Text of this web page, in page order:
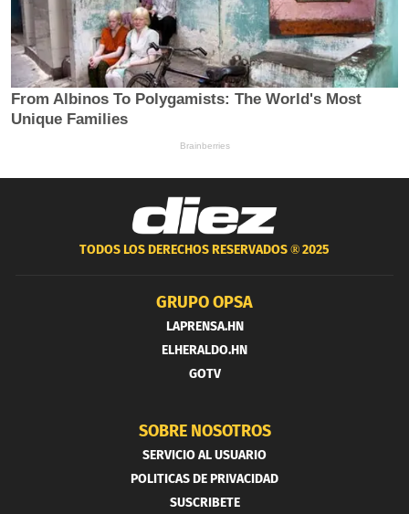
TODOS LOS DERECHOS RESERVADOS ®2025
GRUPO OPSA
LAPRENSA.HN
ELHERALDO.HN
GOTV
SOBRE NOSOTROS
SERVICIO AL USUARIO
POLITICAS DE PRIVACIDAD
SUSCRIBETE